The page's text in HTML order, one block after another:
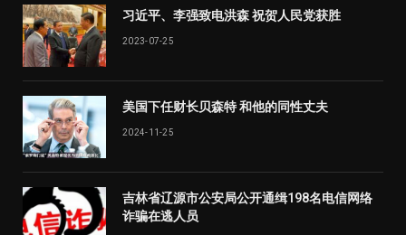
习近平、李强致电洪森 祝贺人民党获胜
2023-07-25
美国下任财长贝森特 和他的同性丈夫
2024-11-25
吉林省辽源市公安局公开通缉198名电信网络
诈骗在逃人员